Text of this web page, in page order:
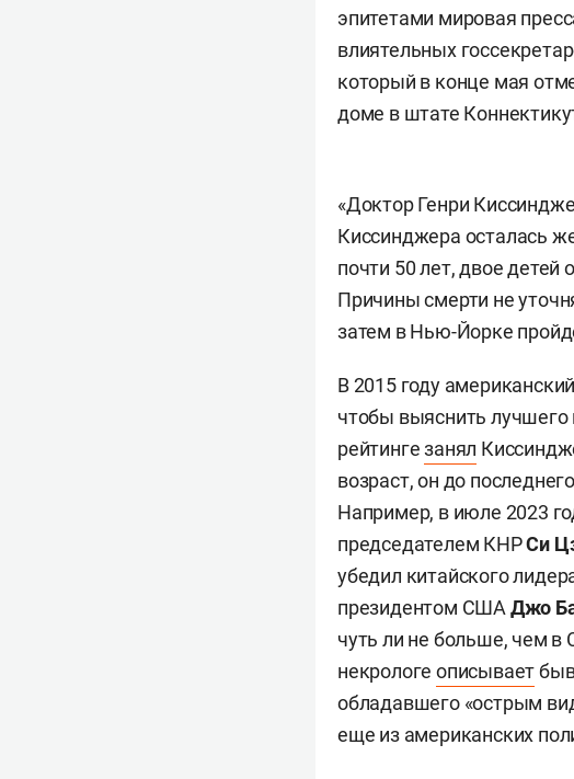
эпитетами мировая
влиятельных
который в конце мая
доме в штате
«Доктор Генри
Киссинджера осталась
почти 50 лет, двое детей
Причины смерти не
затем в Нью-Йорке
В 2015 году
чтобы выяснить
рейтингезанял
возраст, он до
Например, в июле 2023
председателем КНРСи
убедил китайского
президентом США Джо
чуть ли не больше, чем в
некрологеописывает
обладавшего «острым
еще из американских